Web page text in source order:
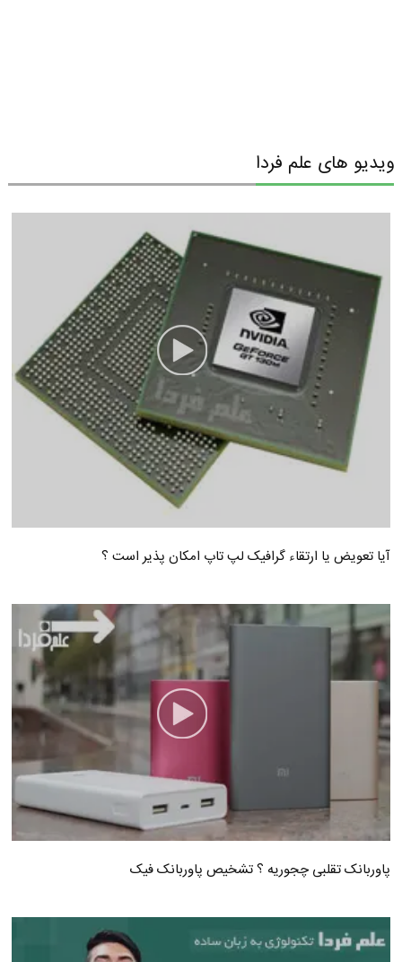
ویدیو های علم فردا
آیا تعویض یا ارتقاء گرافیک لپ تاپ امکان پذیر است ؟
پاوربانک تقلبی چجوریه ؟ تشخیص پاوربانک فیک